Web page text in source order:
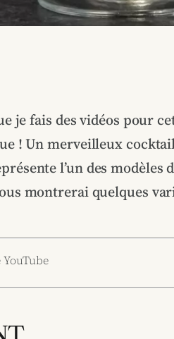
je fais des vidéos pour
! Un merveilleux
l’un des
montrerai quelques